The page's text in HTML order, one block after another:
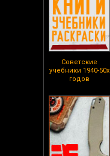
Советские
учебники 1940-50х
годов